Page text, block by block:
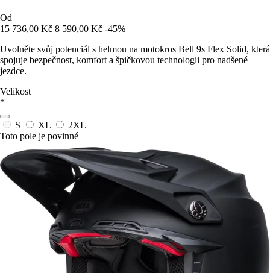
Od
15 736,00 Kč 8 590,00 Kč -45%
Uvolněte svůj potenciál s helmou na motokros Bell 9s Flex Solid, která
spojuje bezpečnost, komfort a špičkovou technologii pro nadšené
jezdce.
Velikost
*
S XL
2XL
Toto pole je povinné